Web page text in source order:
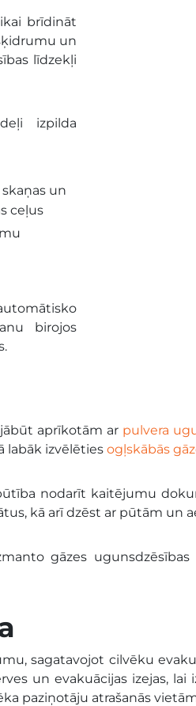
brīdināt
un
līdzekļi
izpilda
un
ceļus
birojos
aprīkotām ar pulvera
labāk izvēlētiesogļskābās
nodarīt kaitējumu
kā arī dzēst ar pūtām un
gāzes
sagatavojot cilvēku
un evakuācijas izejas,
paziņotāju atrašanās